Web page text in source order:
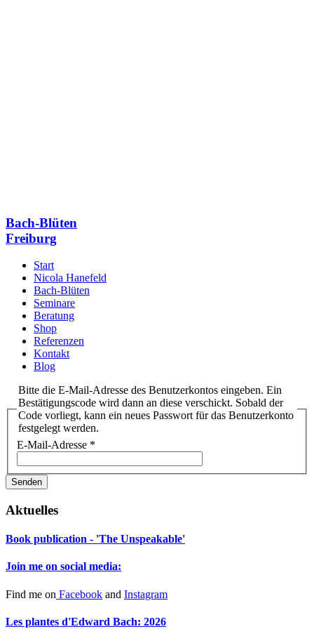
Bach-Blüten
Freiburg
Start
Nicola Hanefeld
Bach-Blüten
Seminare
Beratung
Shop
Referenzen
Kontakt
Blog
Bitte die E-Mail-Adresse des Benutzerkontos eingeben. Ein
Bestätigungscode wird dann an diese verschickt. Sobald der
Code vorliegt, kann ein neues Passwort für das Benutzerkonto
festgelegt werden.
E-Mail-Adresse *
Senden
Aktuelles
Book publication - 'The Unspeakable'
Join me on social media:
Find me on Facebook and Instagram
Les plantes d'Edward Bach: 2026